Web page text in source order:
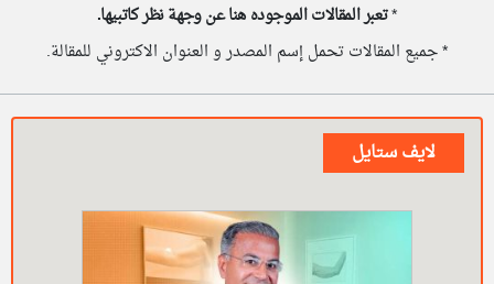
*تعبر المقالات الموجوده هنا عن وجهة نظر كاتبيها.
* جميع المقالات تحمل إسم المصدر و العنوان الاكتروني للمقالة.
لايف ستايل